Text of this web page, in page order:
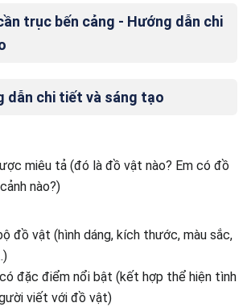
trục bến cảng - Hướng dẫn chi
dẫn chi tiết và sáng tạo
miêu tả (đó là đồ vật nào? Em có đồ
nào?)
đồ vật (hình dáng, kích thước, màu sắc,
đặc điểm nổi bật (kết hợp thể hiện tình
viết với đồ vật)